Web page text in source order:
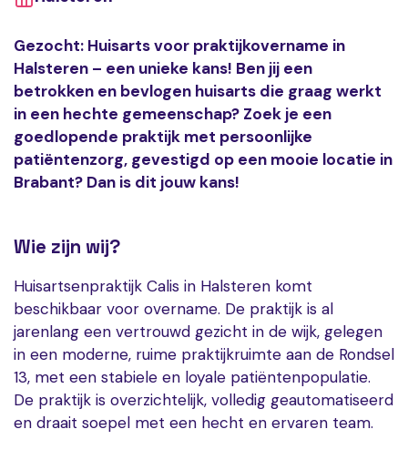
Gezocht: Huisarts voor praktijkovername in
Halsteren – een unieke kans! Ben jij een
betrokken en bevlogen huisarts die graag werkt
in een hechte gemeenschap? Zoek je een
goedlopende praktijk met persoonlijke
patiëntenzorg, gevestigd op een mooie locatie in
Brabant? Dan is dit jouw kans!
Wie zijn wij?
Huisartsenpraktijk Calis in Halsteren komt
beschikbaar voor overname. De praktijk is al
jarenlang een vertrouwd gezicht in de wijk, gelegen
in een moderne, ruime praktijkruimte aan de Rondsel
13, met een stabiele en loyale patiëntenpopulatie.
De praktijk is overzichtelijk, volledig geautomatiseerd
en draait soepel met een hecht en ervaren team.